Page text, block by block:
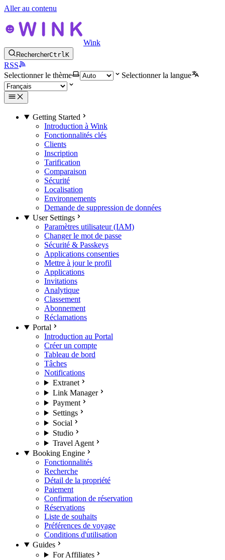
Aller au contenu
Wink
RechercherCtrlK
RSS
Selectionner le thème
Selectionner la langue
Getting Started
Introduction à Wink
Fonctionnalités clés
Clients
Inscription
Tarification
Comparaison
Sécurité
Localisation
Environnements
Demande de suppression de données
User Settings
Paramètres utilisateur (IAM)
Changer le mot de passe
Sécurité & Passkeys
Applications consenties
Mettre à jour le profil
Applications
Invitations
Analytique
Classement
Abonnement
Réclamations
Portal
Introduction au Portal
Créer un compte
Tableau de bord
Tâches
Notifications
Extranet
Link Manager
Payment
Settings
Social
Studio
Travel Agent
Booking Engine
Fonctionnalités
Recherche
Détail de la propriété
Paiement
Confirmation de réservation
Réservations
Liste de souhaits
Préférences de voyage
Conditions d'utilisation
Guides
For Affiliates